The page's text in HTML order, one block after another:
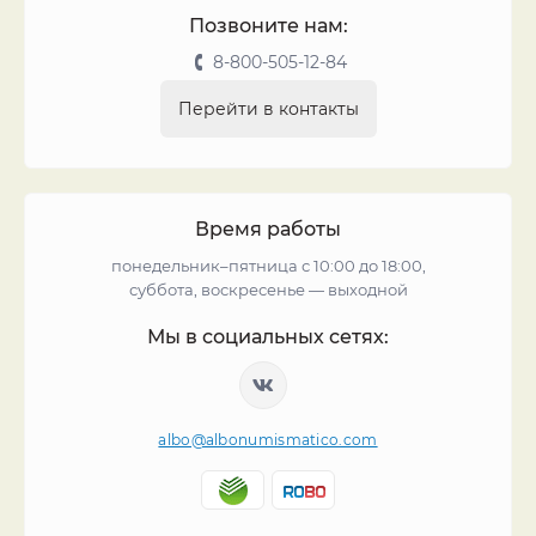
Позвоните нам:
8-800-505-12-84
Перейти в контакты
Время работы
понедельник–пятница с 10:00 до 18:00,
суббота, воскресенье — выходной
Мы в социальных сетях:
albo@albonumismatico.com